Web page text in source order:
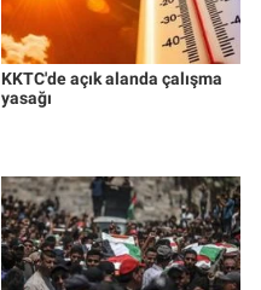
KKTC'de açık alanda çalışma
yasağı